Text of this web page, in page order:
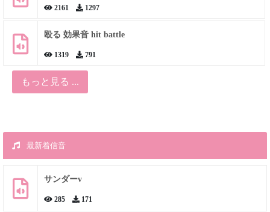
2161 1297
殴る 効果音 hit battle
1319 791
もっと見る ...
最新着信音
サンダーv
285 171